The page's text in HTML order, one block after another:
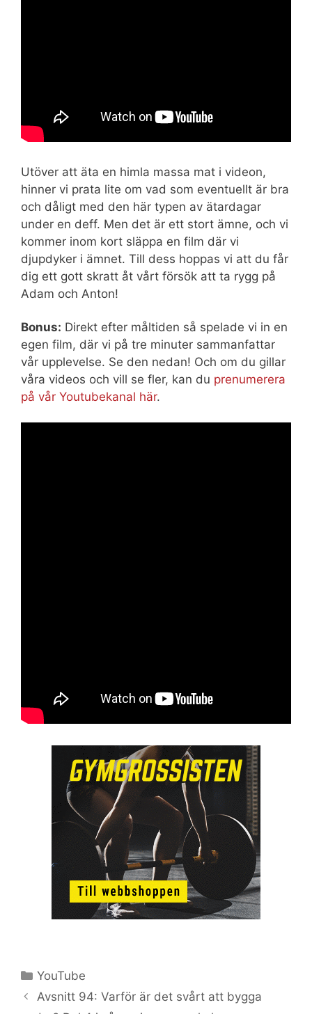
Utöver att äta en himla massa mat i videon,
hinner vi prata lite om vad som eventuellt är bra
och dåligt med den här typen av ätardagar
under en deff. Men det är ett stort ämne, och vi
kommer inom kort släppa en film där vi
djupdyker i ämnet. Till dess hoppas vi att du får
dig ett gott skratt åt vårt försök att ta rygg på
Adam och Anton!
Bonus: Direkt efter måltiden så spelade vi in en
egen film, där vi på tre minuter sammanfattar
vår upplevelse. Se den nedan! Och om du gillar
våra videos och vill se fler, kan du prenumerera
på vår Youtubekanal här.
Kategorier
YouTube
Avsnitt 94: Varför är det svårt att bygga